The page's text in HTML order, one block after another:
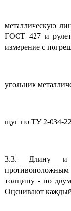
металлическую
ГОСТ 427 и
измерение с
угольник
щуп по ТУ 2-034-
3.3. Длину и
толщину - по двум
Оценивают каждый